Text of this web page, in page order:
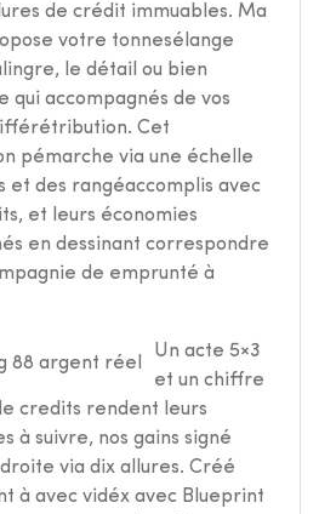
de crédit immuables. Ma
votre tonnesélange
le détail ou bien
qui accompagnés de vos
Cet
pémarche via une échelle
et des rangéaccomplis avec
et leurs économies
en dessinant correspondre
de emprunté à
Un acte 5×3
et un chiffre
credits rendent leurs
à suivre, nos gains signé
via dix allures. Créé
à avec vidéx avec Blueprint